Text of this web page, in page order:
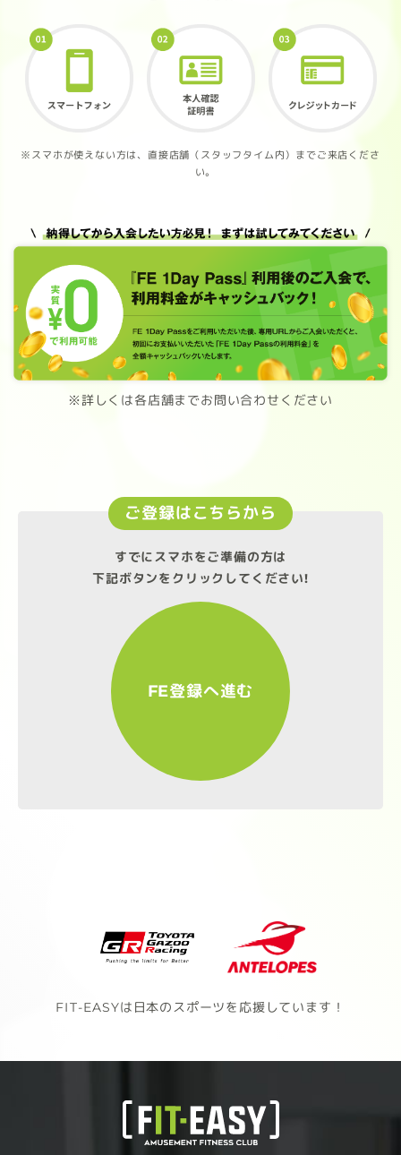
※スマホが使えない方は、直接店舗（スタッフタイム内）までご来店くださ
い。
※詳しくは各店舗までお問い合わせください
ご登録はこちらから
すでにスマホをご準備の方は
下記ボタンをクリックしてください!
FE登録へ進む
FIT-EASYは日本のスポーツを応援しています！